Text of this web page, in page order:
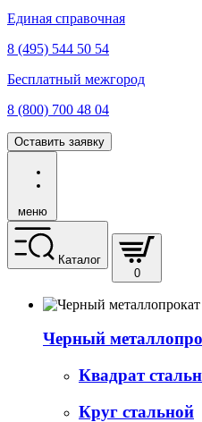
Единая справочная
8 (495) 544 50 54
Бесплатный межгород
8 (800) 700 48 04
Оставить заявку
меню
Каталог
0
Черный
Квадрат
Круг стальной